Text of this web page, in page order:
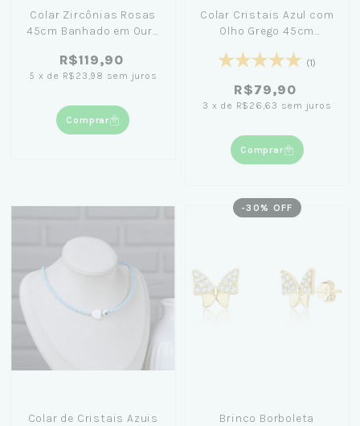
Colar Zircônias Rosas
45cm Banhado em Ouro
R$119,90
5 x de R$23,98 sem juros
Comprar
Colar Cristais Azul com
Olho Grego 45cm
(1)
R$79,90
3 x de R$26,63 sem juros
Comprar
Colar de Cristais Azuis
-30 % OFF
Brinco Borboleta